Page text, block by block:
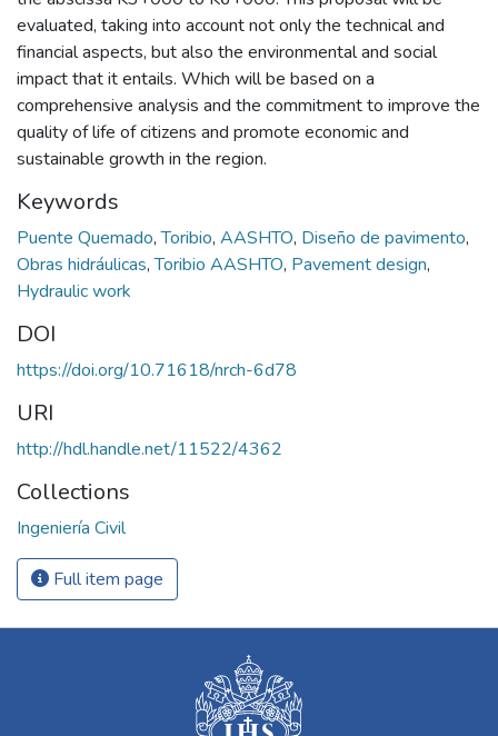
evaluated, taking into account not only the technical and
financial aspects, but also the environmental and social
impact that it entails. Which will be based on a
comprehensive analysis and the commitment to improve the
quality of life of citizens and promote economic and
sustainable growth in the region.
Keywords
Puente Quemado,Toribio, AASHTO, Diseño de pavimento,
Obras hidráulicas,Toribio AASHTO, Pavement design,
Hydraulic work
DOI
https://doi.org/10.71618/nrch-6d78
URI
http://hdl.handle.net/11522/4362
Collections
Ingeniería Civil
Full item page